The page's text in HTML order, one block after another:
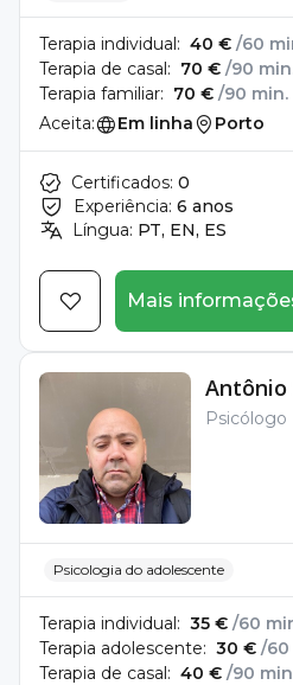
Terapia individual: 40 € /60
Terapia de casal: 70 € /90
Terapia familiar: 70 € /90 min.
Aceita:
Em linha Porto
Certificados: 0
Experiência: 6 anos
Língua: PT, EN, ES
Mais
Antônio
Psicólogo
Psicologia do adolescente
Terapia individual: 35 € /60
Terapia adolescente: 30 € /60
Terapia de casal: 40 € /90